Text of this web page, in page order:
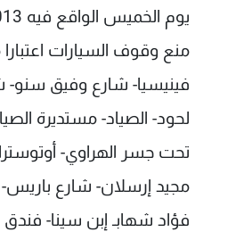
يوم الخميس الواقع فيه 10/01/2013:
فينيسيا- شارع وفيق سنو-
لحود- الصياد- مستديرة
تحت جسر الهراوي-
مجيد إرسلان- شارع
فؤاد شهابـ إبن سينا- فندق